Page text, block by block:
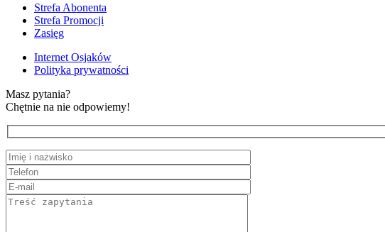
Strefa Abonenta
Strefa Promocji
Zasięg
Internet Osjaków
Polityka prywatności
Masz pytania?
Chętnie na nie odpowiemy!